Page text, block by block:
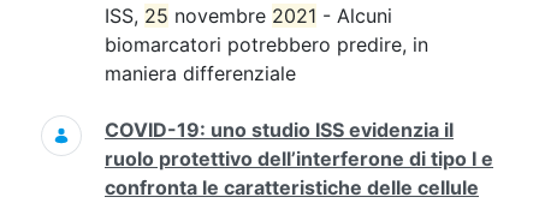
ISS, 25 novembre 2021 - Alcuni
biomarcatori potrebbero predire, in
maniera differenziale
COVID-19: uno studio ISS evidenzia il
ruolo protettivo dell’interferone di tipo I e
confronta le caratteristiche delle cellule